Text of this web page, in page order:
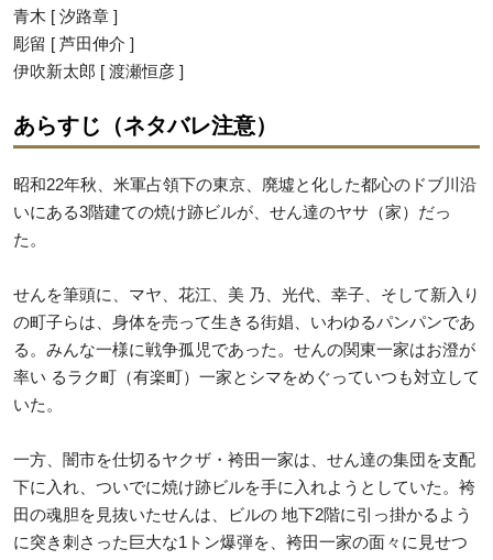
青木 [ 汐路章 ]
彫留 [ 芦田伸介 ]
伊吹新太郎 [ 渡瀬恒彦 ]
あらすじ（ネタバレ注意）
昭和22年秋、米軍占領下の東京、廃墟と化した都心のドブ川沿
いにある3階建ての焼け跡ビルが、せん達のヤサ（家）だっ
た。
せんを筆頭に、マヤ、花江、美 乃、光代、幸子、そして新入り
の町子らは、身体を売って生きる街娼、いわゆるパンパンであ
る。みんな一様に戦争孤児であった。せんの関東一家はお澄が
率い るラク町（有楽町）一家とシマをめぐっていつも対立して
いた。
一方、闇市を仕切るヤクザ・袴田一家は、せん達の集団を支配
下に入れ、ついでに焼け跡ビルを手に入れようとしていた。袴
田の魂胆を見抜いたせんは、ビルの 地下2階に引っ掛かるよう
に突き刺さった巨大な1トン爆弾を、袴田一家の面々に見せつ